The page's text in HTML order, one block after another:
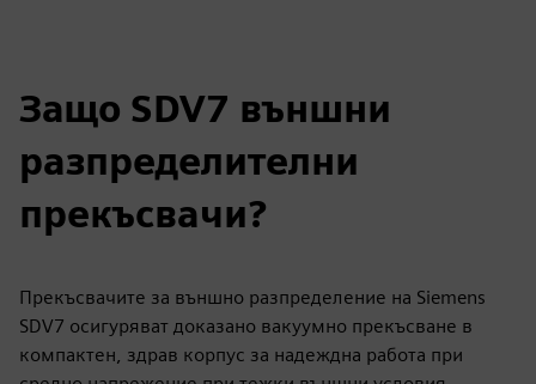
Защо SDV7 външни
разпределителни
прекъсвачи?
Прекъсвачите за външно разпределение на Siemens
SDV7 осигуряват доказано вакуумно прекъсване в
компактен, здрав корпус за надеждна работа при